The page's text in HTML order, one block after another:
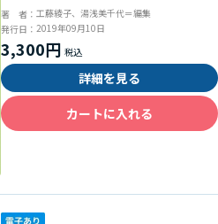
著 者： 工藤綾子、湯浅美千代＝編集
発行日： 2019年09月10日
3,300円
詳細を見る
カートに入れる